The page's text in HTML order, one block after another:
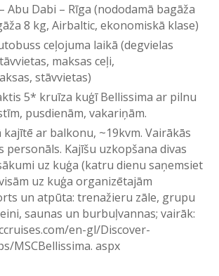
Abu Dabi – Rīga (nododamā bagāža
8 kg, Airbaltic, ekonomiskā klase)
ceļojuma laikā (degvielas
maksas ceļi,
stāvvietas)
5* kruīza kuģī Bellissima ar pilnu
pusdienām, vakariņām.
ar balkonu, ~19kvm. Vairākās
personāls. Kajīšu uzkopšana divas
uz kuģa (katru dienu saņemsiet
uz kuģa organizētajām
un atpūta: trenažieru zāle, grupu
saunas un burbuļvannas; vairāk:
en-gl/Discover-
MSCBellissima. aspx